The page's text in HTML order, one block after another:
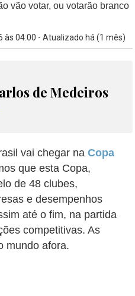
vão votar, ou votarão branco
às 04:00 - Atualizado há (1 mês)
de Medeiros
vai chegar na Copa
que esta Copa,
de 48 clubes,
e desempenhos
até o fim, na partida
competitivas. As
mundo afora.